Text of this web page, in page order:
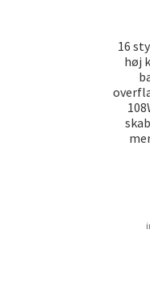
16
høj